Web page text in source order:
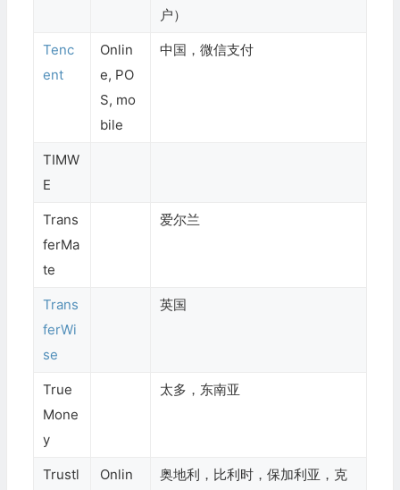
户）
Tenc
ent
Onlin
e, PO
S, mo
bile
中国，微信支付
TIMW
E
Trans
ferMa
te
爱尔兰
Trans
ferWi
se
英国
True
Mone
y
太多，东南亚
Trustl
Onlin
奥地利，比利时，保加利亚，克